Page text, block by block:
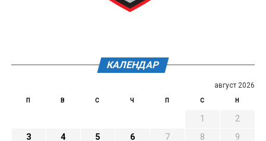
КАЛЕНДАР
август 2026
П В С Ч П С Н
1
2
3
4 5 6 7 8
9